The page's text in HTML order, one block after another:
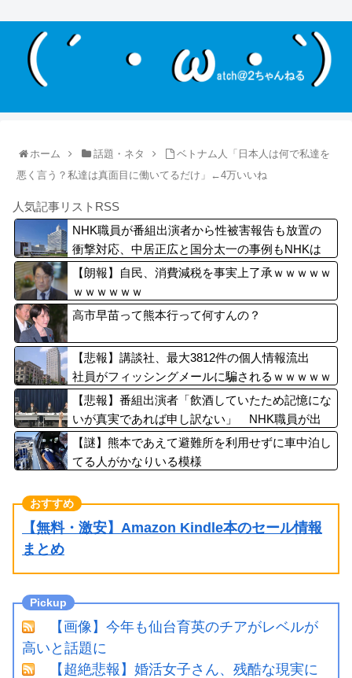
ホーム 話題・ネタ
ベトナム人「日本人は何で私達を
悪く言う？私達は真面目に働いてるだけ」←4万いいね
人気記事リストRSS
NHK職員が番組出演者から性被害報告も放置の
衝撃対応、中居正広と国分太一の事例もNHKは
「加害者を守る」のか、指摘される“隠蔽体質”
【朗報】自民、消費減税を事実上了承ｗｗｗｗｗ
ｗｗｗｗｗｗ
高市早苗って熊本行って何すんの？
【悲報】講談社、最大3812件の個人情報流出
社員がフィッシングメールに騙されるｗｗｗｗｗ
ｗｗ
【悲報】番組出演者「飲酒していたため記憶にな
いが真実であれば申し訳ない」 NHK職員が出
演者から性被害
【謎】熊本であえて避難所を利用せずに車中泊し
てる人がかなりいる模様
【無料・激安】Amazon Kindle本のセール情報
まとめ
【画像】今年も仙台育英のチアがレベルが
高いと話題に
【超絶悲報】婚活女子さん、残酷な現実に